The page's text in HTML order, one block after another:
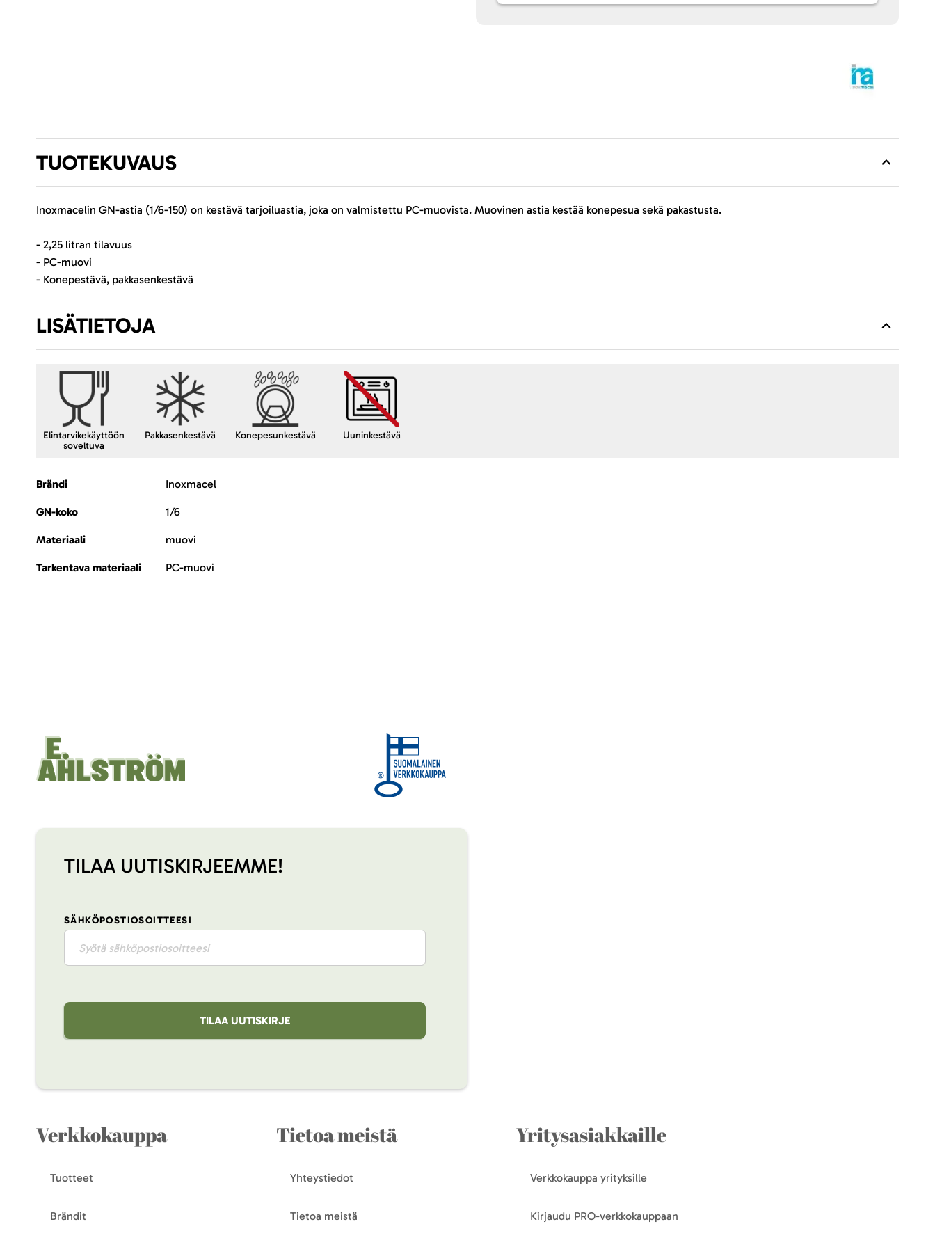
TUOTEKUVAUS
Inoxmacelin GN-astia (1/6-150) on kestävä tarjoiluastia, joka on valmistettu PC-muovista. Muovinen astia kestää konepesua sekä pakastusta.
- 2,25 litran tilavuus
- PC-muovi
- Konepestävä, pakkasenkestävä
LISÄTIETOJA
Elintarvikekäyttöön
soveltuva
Pakkasenkestävä Konepesunkestävä Uuninkestävä
Lisätietoja
Brändi Inoxmacel
GN-koko 1/6
Materiaali muovi
Tarkentava materiaali PC-muovi
TILAA UUTISKIRJEEMME!
SÄHKÖPOSTIOSOITTEESI
TILAA UUTISKIRJE
Verkkokauppa
Tuotteet
Brändit
Tietoa meistä
Yhteystiedot
Tietoa meistä
Yritysasiakkaille
Verkkokauppa yrityksille
Kirjaudu PRO-verkkokauppaan